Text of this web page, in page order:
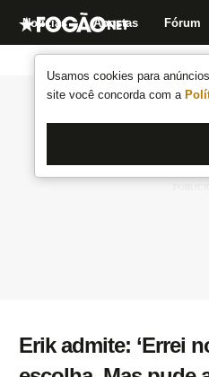
Usamos cookies para
site você concorda com a
Notícias Apostas Fórum
Erik admite: ‘Errei